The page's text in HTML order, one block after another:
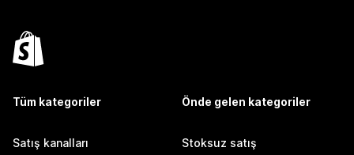
Tüm kategoriler
Satış kanalları
Önde gelen kategoriler
Stoksuz satış